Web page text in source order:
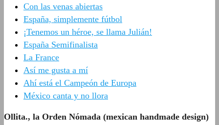
Con las venas abiertas
España, simplemente fútbol
¡Tenemos un héroe, se llama Julián!
España Semifinalista
La France
Así me gusta a mí
Ahí está el Campeón de Europa
México canta y no llora
Ollita., la Orden Nómada (mexican handmade design)